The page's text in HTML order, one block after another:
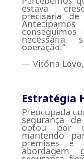
estava
precisaria
operação.”
— Vitória Lovo,
Estratégia
Preocupada
segurança
optou por
mantendo
premises e
abordagem